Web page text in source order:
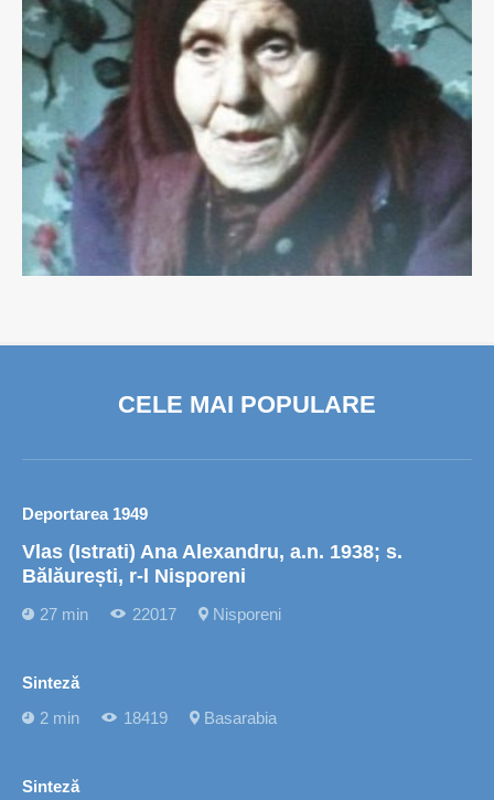
CELE MAI POPULARE
Deportarea 1949
Vlas (Istrati) Ana Alexandru, a.n. 1938; s.
Bălăurești, r-l Nisporeni
27 min 22017 Nisporeni
Sinteză
2 min
18419 Basarabia
Sinteză